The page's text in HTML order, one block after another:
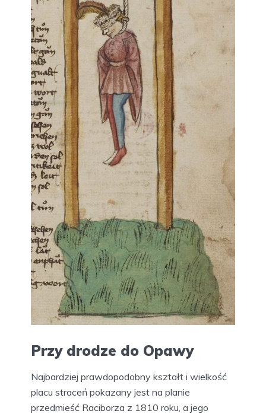
Przy drodze do Opawy
Najbardziej prawdopodobny kształt i wielkość
placu straceń pokazany jest na planie
przedmieść Raciborza z 1810 roku, a jego